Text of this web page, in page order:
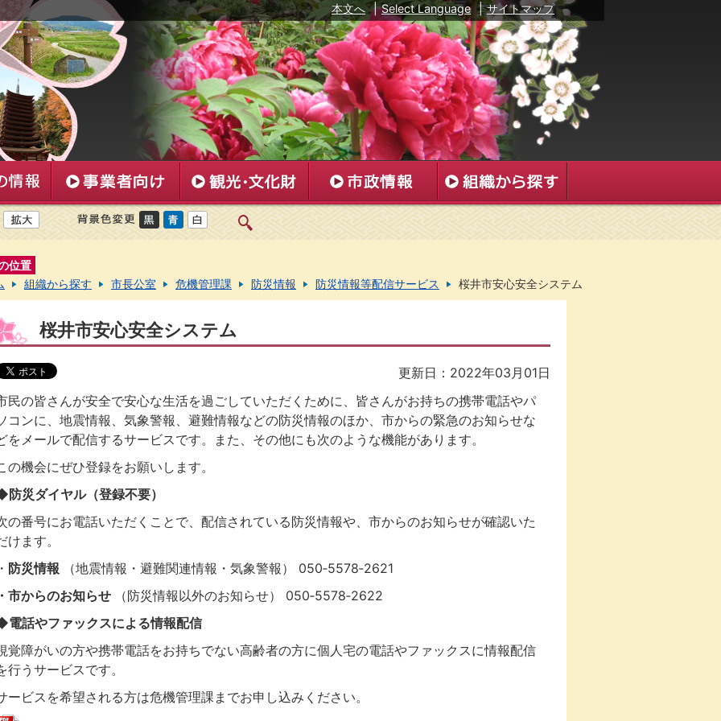
本文へ | Select Language | サイトマップ
位置
組織から探す 市長公室 危機管理課 防災情報 防災情報等配信サービス 桜井市安心安全システム
桜井市安心安全システム
更新日：2022年03月01日
民の皆さんが安全で安心な生活を過ごしていただくために、皆さんがお持ちの携帯電話やパ
コンに、地震情報、気象警報、避難情報などの防災情報のほか、市からの緊急のお知らせな
をメールで配信するサービスです。また、その他にも次のような機能があります。
の機会にぜひ登録をお願いします。
災ダイヤル（登録不要）
の番号にお電話いただくことで、配信されている防災情報や、市からのお知らせが確認いた
けます。
防災情報
（地震情報・避難関連情報・気象警報） 050‐5578‐2621
市からのお知らせ
（防災情報以外のお知らせ） 050‐5578‐2622
話やファックスによる情報配信
覚障がいの方や携帯電話をお持ちでない高齢者の方に個人宅の電話やファックスに情報配信
行うサービスです。
ービスを希望される方は危機管理課までお申し込みください。